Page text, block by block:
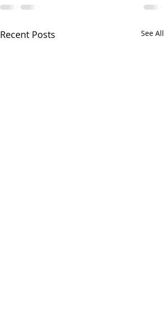
Recent Posts See All